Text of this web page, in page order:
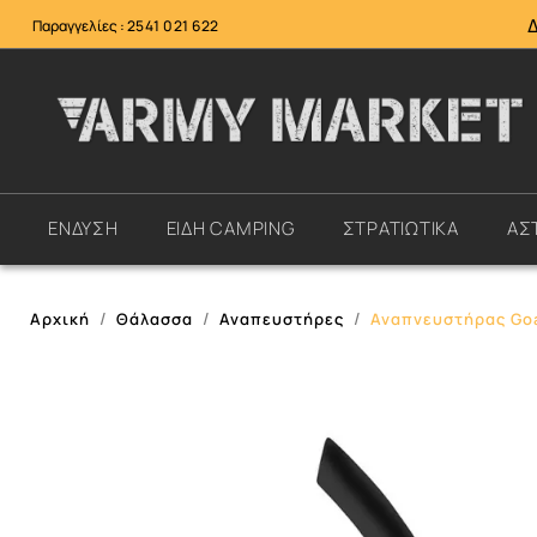
Παραγγελίες :2541 021 622
ΕΝΔΥΣΗ ΕΙΔΗ CAMPING ΣΤΡΑΤΙΩΤΙΚΑ
Αρχική Θάλασσα Αναπευστήρες Αναπνευστήρας